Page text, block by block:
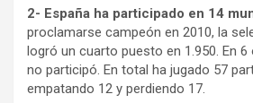
2- España ha participado en 14
proclamarse campeón en 2010, la
logró un cuarto puesto en 1.950. En 6
no participó. En total ha jugado 57
empatando 12 y perdiendo 17.